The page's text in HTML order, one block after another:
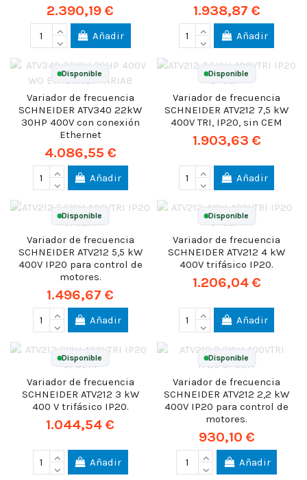
2.390,19 €
Añadir
1.938,87 €
Añadir
Disponible
Variador de frecuencia
SCHNEIDER ATV340 22kW
30HP 400V con conexión
Ethernet
4.086,55 €
Añadir
Disponible
Variador de frecuencia
SCHNEIDER ATV212 7,5 kW
400V TRI, IP20, sin CEM
1.903,63 €
Añadir
Disponible
Variador de frecuencia
SCHNEIDER ATV212 5,5 kW
400V IP20 para control de
motores.
1.496,67 €
Añadir
Disponible
Variador de frecuencia
SCHNEIDER ATV212 4 kW
400V trifásico IP20.
1.206,04 €
Añadir
Disponible
Variador de frecuencia
SCHNEIDER ATV212 3 kW
400 V trifásico IP20.
1.044,54 €
Añadir
Disponible
Variador de frecuencia
SCHNEIDER ATV212 2,2 kW
400V IP20 para control de
motores.
930,10 €
Añadir